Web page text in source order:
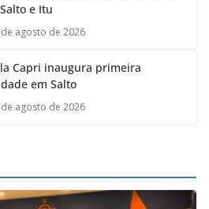
e Itu
agosto de 2026
Capri inaugura primeira
em Salto
agosto de 2026